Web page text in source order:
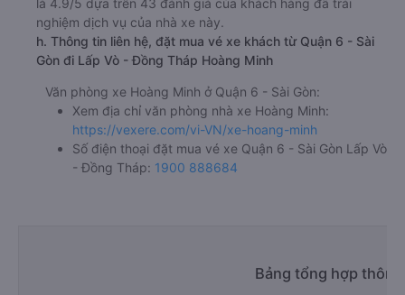
nghiệm dịch vụ của nhà xe này.
h. Thông tin liên hệ, đặt mua vé xe khách từ Quận 6 - Sài
Gòn đi Lấp Vò - Đồng Tháp Hoàng Minh
Văn phòng xe Hoàng Minh ở Quận 6 - Sài Gòn:
Xem địa chỉ văn phòng nhà xe Hoàng Minh:
https://vexere.com/vi-VN/xe-hoang-minh
Số điện thoại đặt mua vé xe Quận 6 - Sài Gòn Lấp Vò
- Đồng Tháp: 1900 888684
Bảng tổng hợp